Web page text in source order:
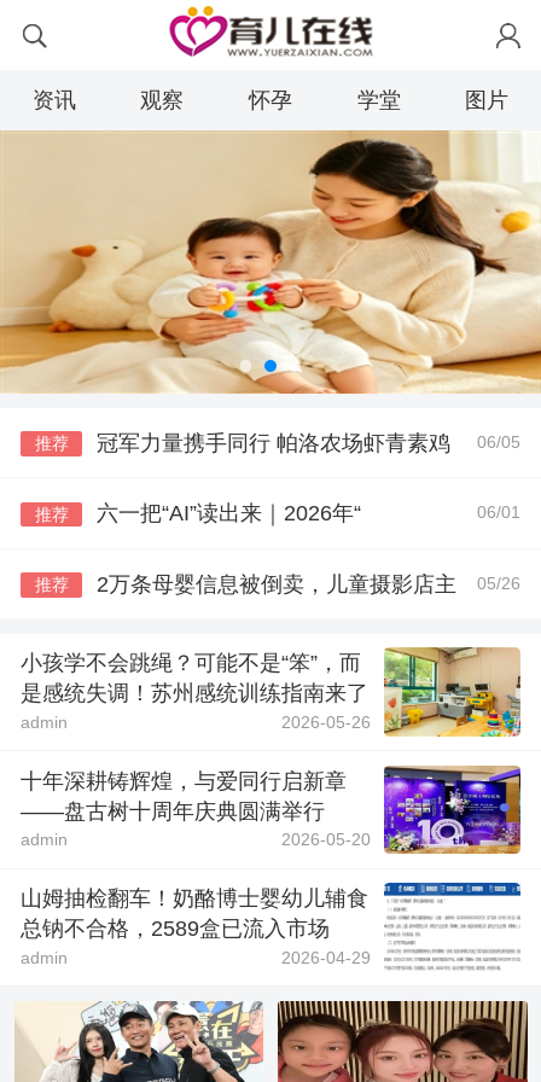
资讯 观察 怀孕 学堂 图片
06/05
推荐 冠军力量携手同行 帕洛农场虾青素鸡
06/01
推荐 六一把“AI”读出来｜2026年“
05/26
推荐 2万条母婴信息被倒卖，儿童摄影店主
小孩学不会跳绳？可能不是“笨”，而
是感统失调！苏州感统训练指南来了
admin 2026-05-26
十年深耕铸辉煌，与爱同行启新章
——盘古树十周年庆典圆满举行
admin 2026-05-20
山姆抽检翻车！奶酪博士婴幼儿辅食
总钠不合格，2589盒已流入市场
admin 2026-04-29